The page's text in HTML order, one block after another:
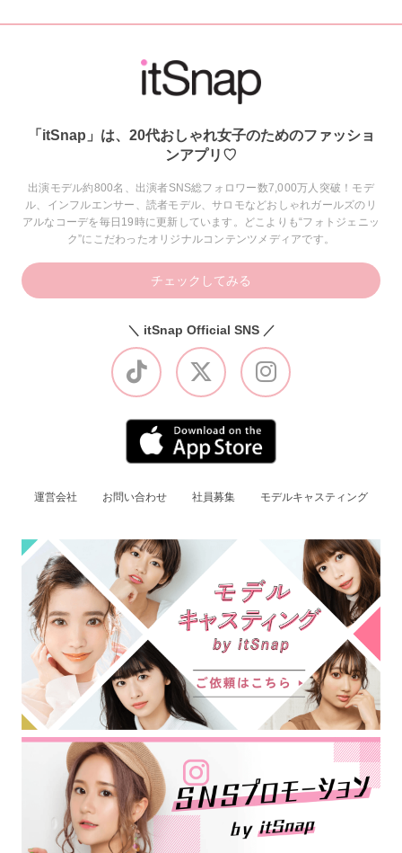
「itSnap」は、20代おしゃれ女子のためのファッショ
ンアプリ♡
出演モデル約800名、出演者SNS総フォロワー数7,000万人突破！モデ
ル、インフルエンサー、読者モデル、サロモなどおしゃれガールズのリ
アルなコーデを毎日19時に更新しています。どこよりも“フォトジェニッ
ク”にこだわったオリジナルコンテンツメディアです。
チェックしてみる
＼ itSnap Official SNS ／
運営会社 お問い合わせ 社員募集 モデルキャスティング